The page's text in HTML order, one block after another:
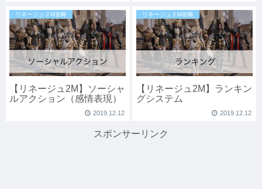
リネージュ２M攻略
【リネージュ2M】ソーシャ
ルアクション（感情表現）
2019.12.12
リネージュ２M攻略
【リネージュ2M】ランキン
グシステム
2019.12.12
スポンサーリンク